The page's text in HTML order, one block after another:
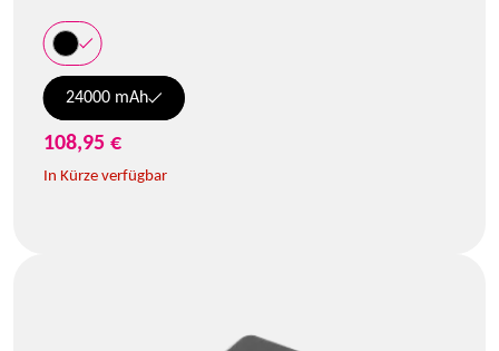
24000 mAh
108,95 €
In Kürze verfügbar